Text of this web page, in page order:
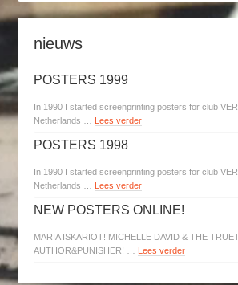
nieuws
POSTERS 1999
In 1990 I started screenprinting posters for club
Netherlands … Lees verder
POSTERS 1998
In 1990 I started screenprinting posters for club
Netherlands … Lees verder
NEW POSTERS ONLINE!
MARIA ISKARIOT! MICHELLE DAVID & THE
AUTHOR&PUNISHER! … Lees verder